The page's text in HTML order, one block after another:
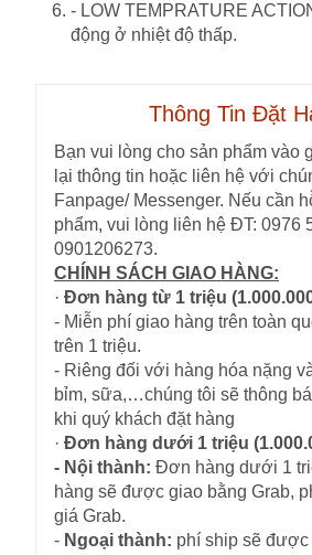
- LOW TEMPRATURE
động ở nhiệt độ thấp.
Thông Tin Đặt
Bạn vui lòng cho sản phẩm vào
lại thông tin hoặc liên hệ với
Fanpage/ Messenger. Nếu cần
phẩm, vui lòng liên hệ ĐT: 0976
0901206273.
CHÍNH SÁCH GIAO HÀNG:
· Đơn hàng từ 1 triệu
- Miễn phí giao hàng trên toàn
trên 1 triệu.
- Riêng đối với hàng hóa nặng
bỉm, sữa,…chúng tôi sẽ thông
khi quý khách đặt hàng
· Đơn hàng dưới 1 triệu
- Nội thành: Đơn hàng dưới 1
hàng sẽ được giao bằng Grab,
giá Grab.
- Ngoại thành: phí ship sẽ được